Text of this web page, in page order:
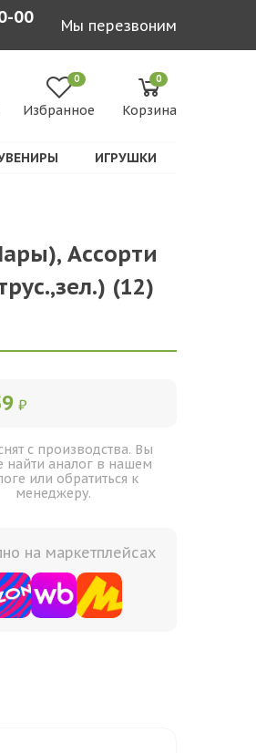
00 Мы перезвоним
0
Избранное
0
Корзина
ИГРУШКИ
Ассорти
(12)
₽
с производства. Вы
найти аналог в нашем
или обратиться к
менеджеру.
на маркетплейсах